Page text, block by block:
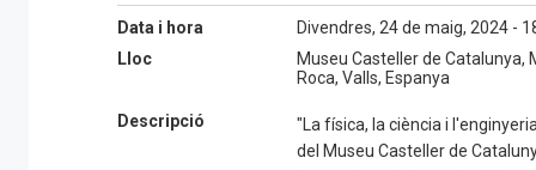
Data i hora
Divendres, 24 de maig, 2024 -
Lloc
Museu Casteller de Catalunya,
Roca, Valls, Espanya
Descripció
"La física, la ciència i
del Museu Casteller de